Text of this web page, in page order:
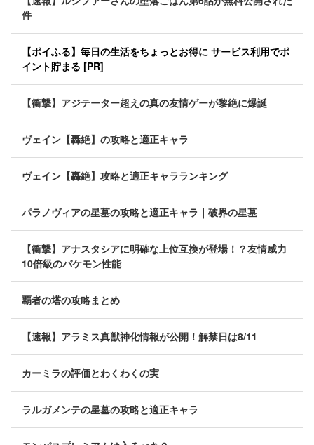
件
【ポイふる】毎日の生活をちょっとお得に サービス利用でポ
イント貯まる [PR]
【衝撃】アジテーター超えの真の友情ゲーが黎絶に爆誕
ヴェイン【轟絶】の攻略と適正キャラ
ヴェイン【轟絶】攻略と適正キャラランキング
パラノヴィアの星墓の攻略と適正キャラ｜破界の星墓
【衝撃】アナスタシアに明確な上位互換が登場！？友情威力
10倍級のバケモン性能
覇者の塔の攻略まとめ
【速報】アラミス真獣神化情報が公開！解禁日は8/11
カーミラの評価とわくわくの実
ラルガメンテの星墓の攻略と適正キャラ